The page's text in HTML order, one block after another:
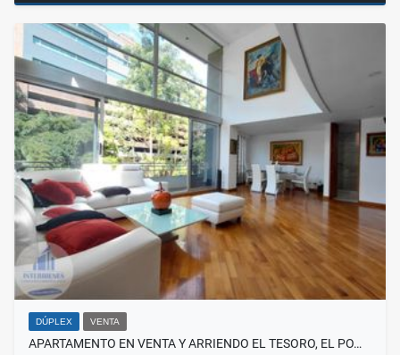
DÚPLEX VENTA
APARTAMENTO EN VENTA Y ARRIENDO EL TESORO, EL PO…